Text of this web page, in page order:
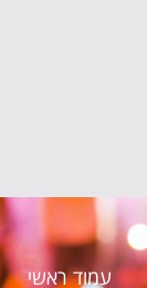
עמוד ראשי